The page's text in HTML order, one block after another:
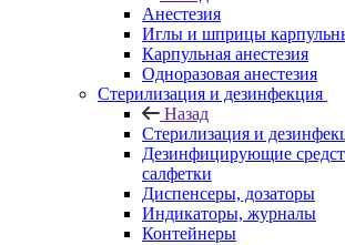
Анестезия
Иглы и шприцы
Карпульная анестезия
Одноразовая анестезия
Стерилизация и дезинфекция
Назад
Стерилизация и
Дезинфицирующие
салфетки
Диспенсеры, дозаторы
Индикаторы, журналы
Контейнеры